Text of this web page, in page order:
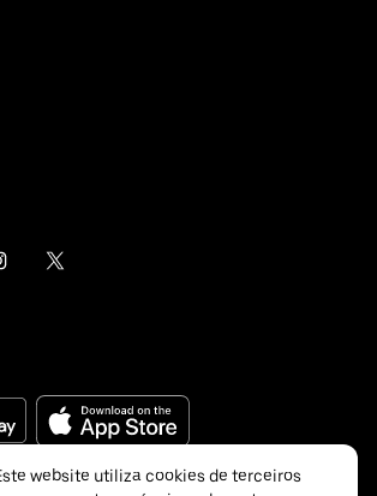
website utiliza cookies de terceiros